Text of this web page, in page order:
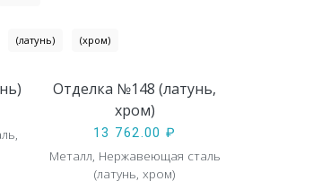
(латунь) (хром)
Отделка №148 (латунь,
хром)
13 762.00₽
Металл, Нержавеющая сталь
(латунь, хром)